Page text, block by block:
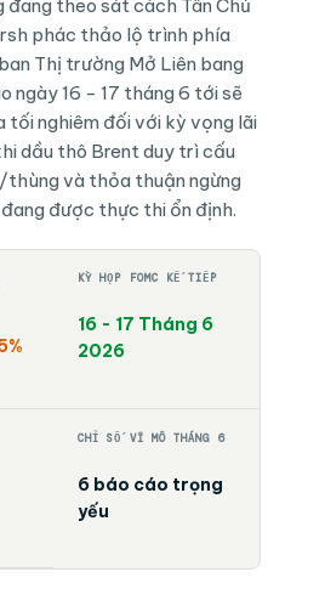
theo sát cách Tân Chủ
phác thảo lộ trình phía
Thị trường Mở Liên bang
ngày 16 - 17 tháng 6 tới sẽ
tối nghiêm đối với kỳ vọng lãi
dầu thô Brent duy trì cấu
thùng và thỏa thuận ngừng
được thực thi ổn định.
KỲ HỌP FOMC KẾ TIẾP
16 - 17 Tháng 6
2026
CHỈ SỐ VĨ MÔ THÁNG 6
6 báo cáo trọng
yếu